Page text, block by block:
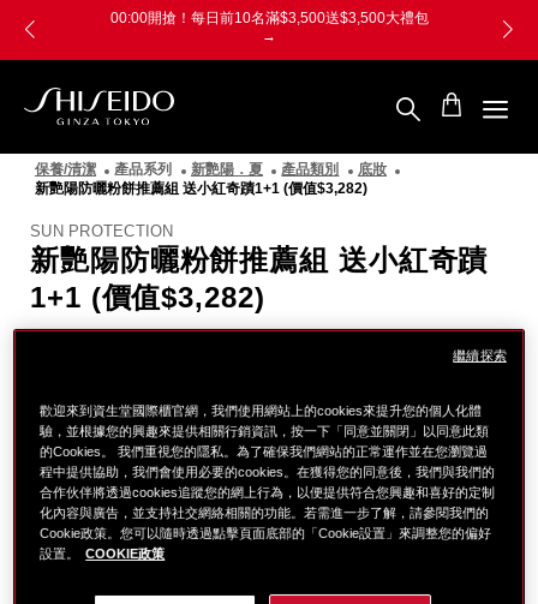
00:00開搶！每日前10名滿$3,500送$3,500大禮包
→
資
生
堂
際
櫃
保養/清潔 產品系列 新艷陽．夏 產品類別
底妝
新艷陽防曬粉餅推薦組 送小紅奇蹟1+1 (價值$3,282)
SUN PROTECTION
新艷陽防曬粉餅推薦組 送小紅奇蹟
1+1 (價值$3,282)
像歡迎來到資生堂國際櫃官網，我們使用網站上的cookies來提升您的個人化體
驗，並根據您的興趣來提供相關行銷資訊，按一下「同意並關閉」以同意此類
的Cookies。 我們重視您的隱私。為了確保我們網站的正常運作並在您瀏覽過
程中提供協助，我們會使用必要的cookies。在獲得您的同意後，我們與我們的
合作伙伴將透過cookies追蹤您的網上行為，以便提供符合您興趣和喜好的定制
化內容與廣告，並支持社交網絡相關的功能。若需進一步了解，請參閱我們的
Cookie政策。您可以隨時透過點擊頁面底部的「Cookie設置」來調整您的偏好
設置。
COOKIE政策
繼續探索